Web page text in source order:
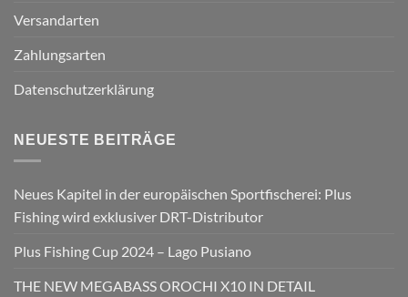
Versandarten
Zahlungsarten
Datenschutzerklärung
NEUESTE BEITRÄGE
Neues Kapitel in der europäischen Sportfischerei: Plus
Fishing wird exklusiver DRT-Distributor
Plus Fishing Cup 2024 – Lago Pusiano
THE NEW MEGABASS OROCHI X10 IN DETAIL